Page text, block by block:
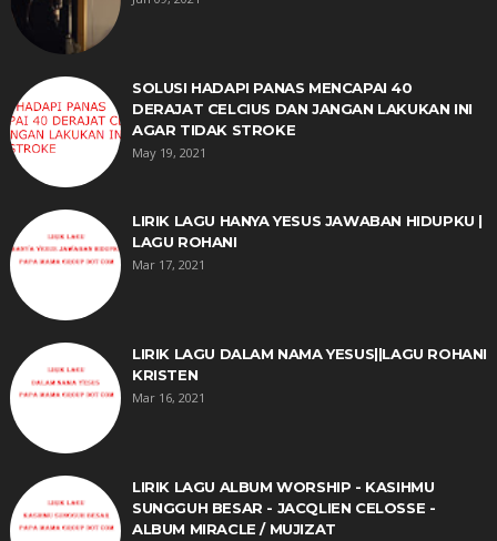
SOLUSI HADAPI PANAS MENCAPAI 40
DERAJAT CELCIUS DAN JANGAN LAKUKAN INI
AGAR TIDAK STROKE
May 19, 2021
LIRIK LAGU HANYA YESUS JAWABAN HIDUPKU |
LAGU ROHANI
Mar 17, 2021
LIRIK LAGU DALAM NAMA YESUS||LAGU ROHANI
KRISTEN
Mar 16, 2021
LIRIK LAGU ALBUM WORSHIP - KASIHMU
SUNGGUH BESAR - JACQLIEN CELOSSE -
ALBUM MIRACLE / MUJIZAT